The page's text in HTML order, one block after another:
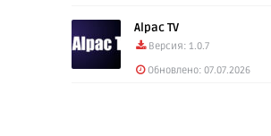
Alpac TV
Версия: 1.0.7
Обновлено: 07.07.2026